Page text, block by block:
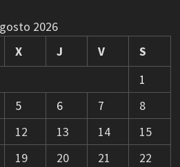
2026
X J V
S
1
5 6 7
8
12 13 14
15
19 20 21
22